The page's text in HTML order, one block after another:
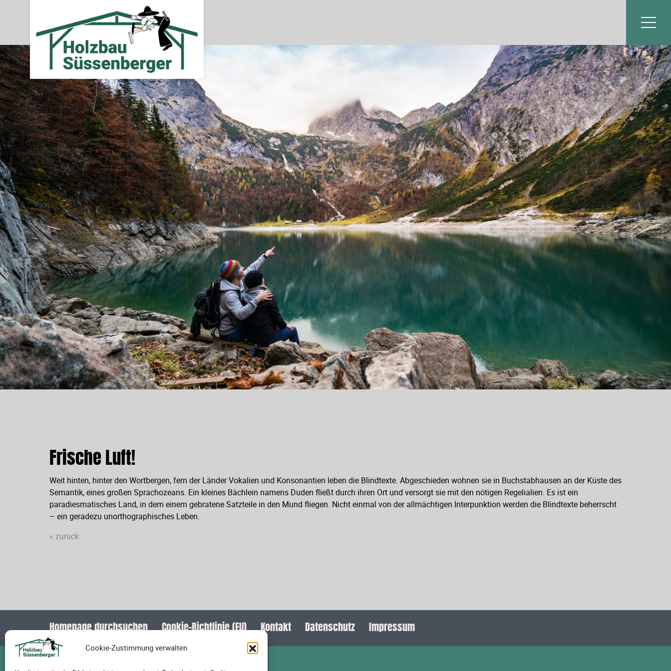
Cookie-Zustimmung verwalten
Frische Luft!
Weit hinten, hinter den Wortbergen, fern der Länder Vokalien und Konsonantien leben die Blindtexte. Abgeschieden wohnen sie in Buchstabhausen an der Küste des
Semantik, eines großen Sprachozeans. Ein kleines Bächlein namens Duden fließt durch ihren Ort und versorgt sie mit den nötigen Regelialien. Es ist ein
paradiesmatisches Land, in dem einem gebratene Satzteile in den Mund fliegen. Nicht einmal von der allmächtigen Interpunktion werden die Blindtexte beherrscht
– ein geradezu unorthographisches Leben.
« zurück
Homepage durchsuchen Cookie-Richtlinie (EU) Kontakt Datenschutz Impressum